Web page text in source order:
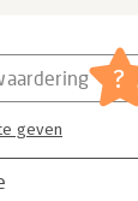
?
geven